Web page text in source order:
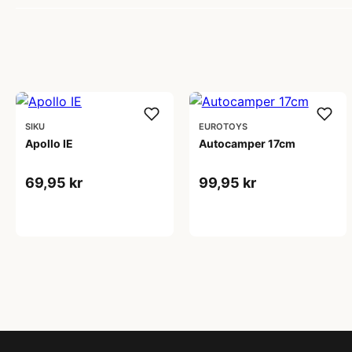
SIKU
Apollo IE
69,95 kr
EUROTOYS
Autocamper 17cm
99,95 kr